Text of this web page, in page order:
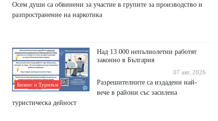
Осем души са обвинени за участие в групите за производство и
разпространение на наркотика
Бизнес и Туризъм
Над 13 000 непълнолетни работят
законно в България
07 авг, 2026
Разрешителните са издадени най-
вече в райони със засилена
туристическа дейност